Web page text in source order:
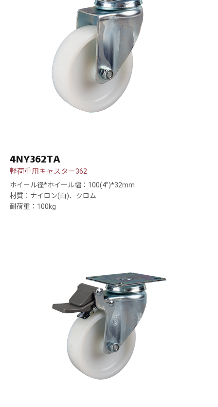
4NY362TA
軽荷重用キャスター362
ホイール径*ホイール幅：100(4”)*32mm
材質：ナイロン(白)、クロム
耐荷重：100kg